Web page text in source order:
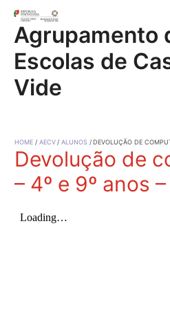
content
Agrupamento
Escolas de
Vide
HOME AECV ALUNOS DEVOLUÇÃO DE
Devolução de
– 4º e 9º anos